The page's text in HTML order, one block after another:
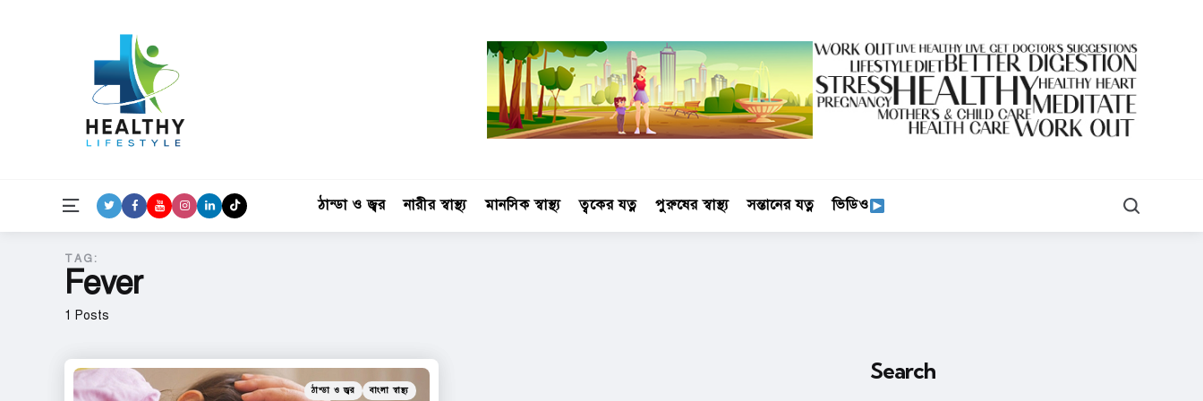
Menu ঠান্ডা ও জ্বর নারীর স্বাস্থ্য মানসিক স্বাস্থ্য ত্বকের যত্ন পুরুষের স্বাস্থ্য সন্তানের যত্ন ভিডিও
1 Posts
TAG:
Fever
Categories
Posted
in
ঠান্ডা ও জ্বর বাংলা স্বাস্থ্য
Search